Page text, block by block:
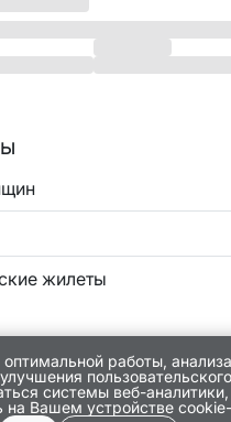
жилеты
работы, анализа
системы веб-
на Вашем устройстве